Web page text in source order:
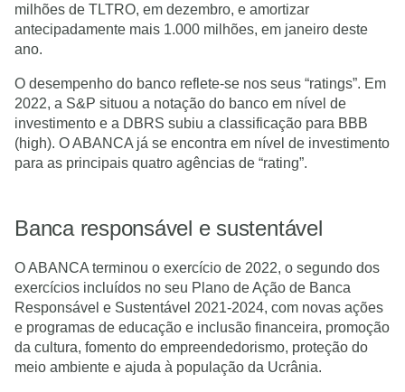
milhões de TLTRO, em dezembro, e amortizar
antecipadamente mais 1.000 milhões, em janeiro deste
ano.
O desempenho do banco reflete-se nos seus “ratings”. Em
2022, a S&P situou a notação do banco em nível de
investimento e a DBRS subiu a classificação para BBB
(high). O ABANCA já se encontra em nível de investimento
para as principais quatro agências de “rating”.
Banca responsável e sustentável
O ABANCA terminou o exercício de 2022, o segundo dos
exercícios incluídos no seu Plano de Ação de Banca
Responsável e Sustentável 2021-2024, com novas ações
e programas de educação e inclusão financeira, promoção
da cultura, fomento do empreendedorismo, proteção do
meio ambiente e ajuda à população da Ucrânia.